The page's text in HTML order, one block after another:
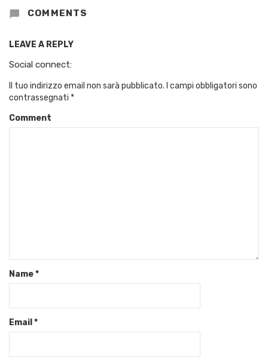
COMMENTS
LEAVE A REPLY
Social connect:
Il tuo indirizzo email non sarà pubblicato. I campi obbligatori sono
contrassegnati *
Comment
Name*
Email *